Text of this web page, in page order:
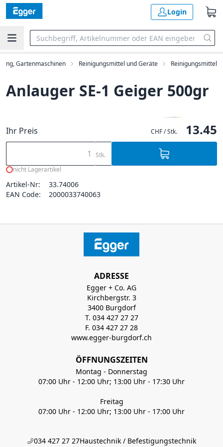
Login
Gartenmaschinen Reinigungsmittel und Geräte Reinigungsmittel
Anlauger SE-1 Geiger 500gr
Ihr Preis CHF / Stk. 13.45
Stk.
nicht Lagerartikel
Artikel-Nr:
33.74006
EAN Code:
2000033740063
ADRESSE
Egger + Co. AG
Kirchbergstr. 3
3400 Burgdorf
T. 034 427 27 27
F. 034 427 27 28
www.egger-burgdorf.ch
ÖFFNUNGSZEITEN
Montag - Donnerstag
07:00 Uhr - 12:00 Uhr; 13:00 Uhr - 17:30 Uhr
Freitag
07:00 Uhr - 12:00 Uhr; 13:00 Uhr - 17:00 Uhr
034 427 27 27Haustechnik / Befestigungstechnik